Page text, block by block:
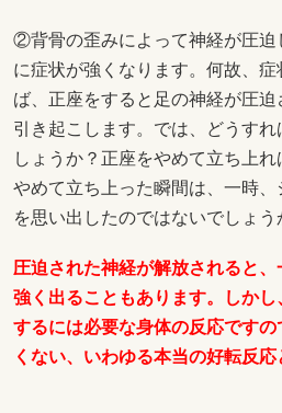
②背骨の歪みによって神経が圧迫
に症状が強くなります。何故、症
ば、正座をすると足の神経が圧
引き起こします。では、どうす
しょうか？正座をやめて立ち上
やめて立ち上った瞬間は、一時
を思い出したのではないでしょう
圧迫された神経が解放されると
強く出ることもあります。しか
するには必要な身体の反応です
くない、いわゆる本当の好転反応